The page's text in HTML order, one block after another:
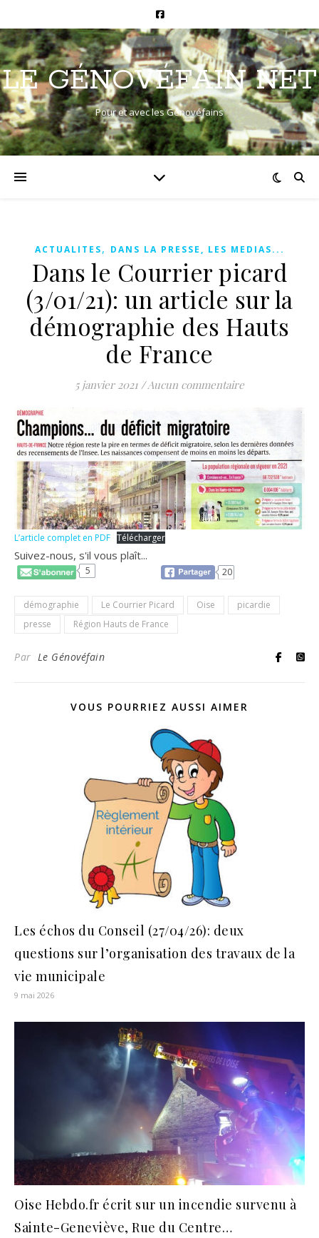
LE GÉNOVÉFAIN NET
Pour et avec les Génovéfains
ACTUALITES, DANS LA PRESSE, LES MEDIAS...
Dans le Courrier picard
(3/01/21): un article sur la
démographie des Hauts
de France
5 janvier 2021 /Aucun commentaire
L’article complet en PDF Télécharger
Suivez-nous, s'il vous plaît...
5 20
démographie Le Courrier Picard Oise
picardie
presse
Région Hauts de France
Par Le Génovéfain
VOUS POURRIEZ AUSSI AIMER
Les échos du Conseil (27/04/26): deux
questions sur l’organisation des travaux de la
vie municipale
9 mai 2026
Oise Hebdo.fr écrit sur un incendie survenu à
Sainte-Geneviève, Rue du Centre…